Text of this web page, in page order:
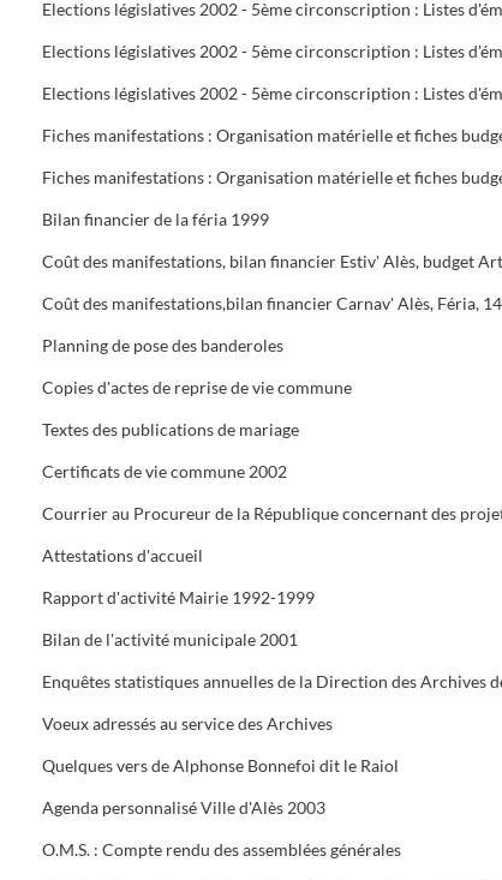
Bilan financier de la féria 1999
Planning de pose des banderoles
Copies d'actes de reprise de vie commune
Textes des publications de mariage
Certificats de vie commune 2002
Attestations d'accueil
Rapport d'activité Mairie 1992-1999
Bilan de l'activité municipale 2001
Voeux adressés au service des Archives
Quelques vers de Alphonse Bonnefoi dit le Raiol
Agenda personnalisé Ville d'Alès 2003
O.M.S. : Compte rendu des assemblées générales